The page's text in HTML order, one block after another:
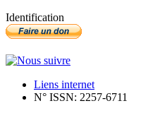
Identification
Liens internet
N° ISSN: 2257-6711